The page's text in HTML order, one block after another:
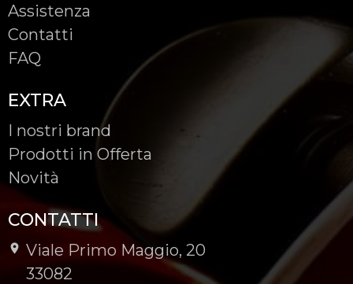
Assistenza
Contatti
FAQ
EXTRA
I nostri brand
Prodotti in Offerta
Novità
CONTATTI
Viale Primo Maggio, 20
-
33082